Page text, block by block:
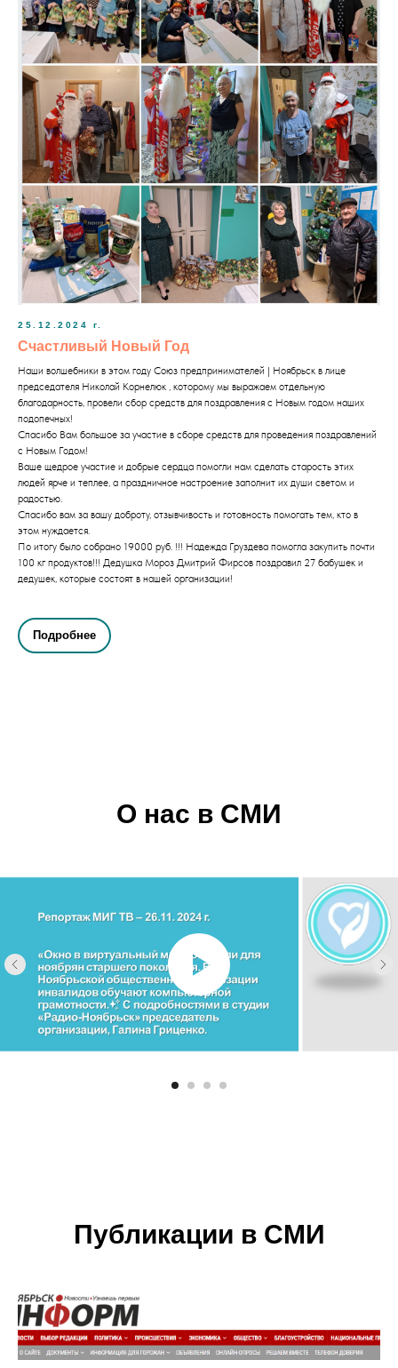
25.12.2024 г.
Счастливый Новый Год
Наши волшебники в этом году Союз предпринимателей | Ноябрьск в лице
председателя Николай Корнелюк , которому мы выражаем отдельную
благодарность, провели сбор средств для поздравления с Новым годом наших
подопечных!
Спасибо Вам большое за участие в сборе средств для проведения поздравлений
с Новым Годом!
Ваше щедрое участие и добрые сердца помогли нам сделать старость этих
людей ярче и теплее, а праздничное настроение заполнит их души светом и
радостью.
Спасибо вам за вашу доброту, отзывчивость и готовность помогать тем, кто в
этом нуждается.
По итогу было собрано 19000 руб. !!! Надежда Груздева помогла закупить почти
100 кг продуктов!!! Дедушка Мороз Дмитрий Фирсов поздравил 27 бабушек и
дедушек, которые состоят в нашей организации!
Подробнее
О нас в СМИ
Публикации в СМИ